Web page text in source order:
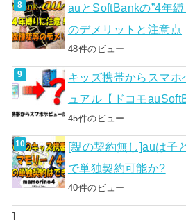
auとSoftBankの”4年
のデメリットと注意点
48件のビュー
キッズ携帯からスマ
ュアル【ドコモ
45件のビュー
[親の契約無し]auは子
で単独契約可能か?
40件のビュー
]